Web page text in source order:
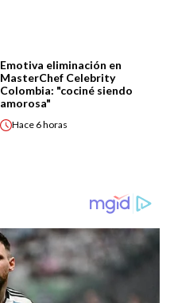
Emotiva eliminación en
MasterChef Celebrity
Colombia: "cociné siendo
amorosa"
Hace 6 horas